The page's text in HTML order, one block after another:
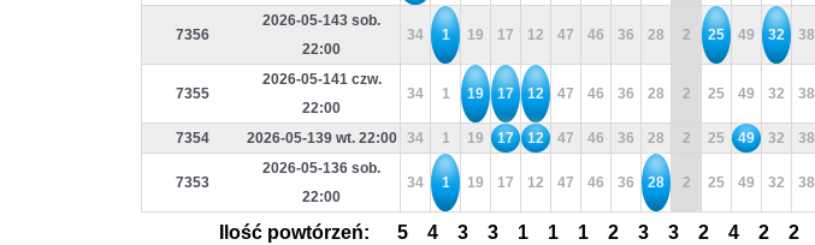
7356
2026-05-143 sob.
22:00
34 1 19 17 12 47 46 36 28 2 25 49 32 38
7355
2026-05-141 czw.
22:00
34 1 19 17 12 47 46 36 28 2 25 49 32 38
7354 2026-05-139 wt. 22:00 34 1 19 17 12 47 46 36 28 2 25 49 32 38
7353
2026-05-136 sob.
22:00
34 1 19 17 12 47 46 36 28 2 25 49 32 38
Ilość powtórzeń: 5 4 3 3 1 1 1 2 3 3 2 4 2 2